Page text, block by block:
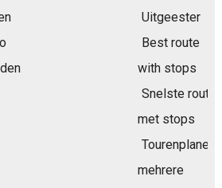
Uitgeester
Best route
with stops
Snelste route
met stops
Tourenplaner
mehrere